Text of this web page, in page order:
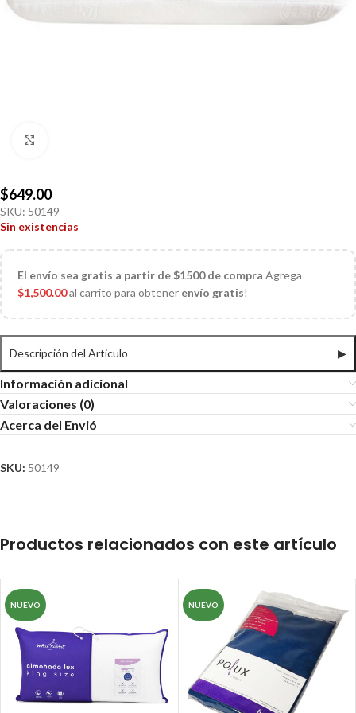
$649.00
SKU: 50149
Sin existencias
El envío sea gratis a partir de $1500 de compra Agrega
$1,500.00al carrito para obtener envío gratis!
Descripción del Articulo ▶
Información adicional
Valoraciones (0)
Acerca del Envió
SKU: 50149
Productos relacionados con este artículo
NUEVO NUEVO